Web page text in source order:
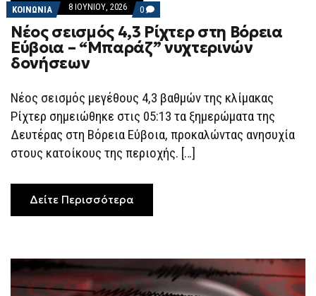
ΚΟΙΝΩΝΙΑ 8 ΙΟΥΝΊΟΥ, 2026 0 COMMENTS
ON
ΝΈΟΣ
ΣΕΙΣΜΌΣ
4,3
ΕΎΒΟΙΑ
–
“ΜΠΑΡΆΖ”
ΝΥΧΤΕΡΙΝΏΝ
ΔΟΝΉΣΕΩΝ
Νέος σεισμός 4,3 Ρίχτερ στη Βόρεια
Εύβοια – “Μπαράζ” νυχτερινών
δονήσεων
Νέος σεισμός μεγέθους 4,3 βαθμών της κλίμακας
Ρίχτερ σημειώθηκε στις 05:13 τα ξημερώματα της
Δευτέρας στη Βόρεια Εύβοια, προκαλώντας ανησυχία
στους κατοίκους της περιοχής. […]
Δείτε Περισσότερα